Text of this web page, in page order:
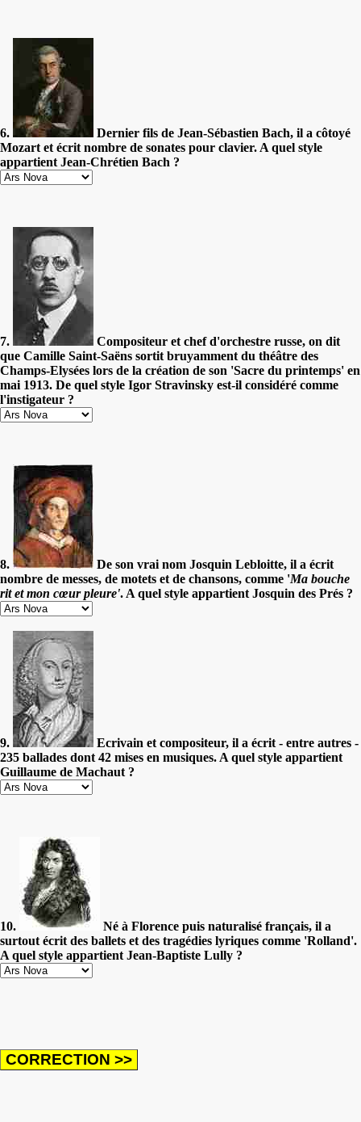
6.
Dernier fils de Jean-Sébastien Bach, il a côtoyé
Mozart et écrit nombre de sonates pour clavier. A quel style
appartient Jean-Chrétien Bach ?
7.
Compositeur et chef d'orchestre russe, on dit
que Camille Saint-Saëns sortit bruyamment du théâtre des
Champs-Elysées lors de la création de son 'Sacre du printemps' en
mai 1913. De quel style Igor Stravinsky est-il considéré comme
l'instigateur ?
8.
De son vrai nom Josquin Lebloitte, il a écrit
nombre de messes, de motets et de chansons, comme 'Ma bouche
rit et mon cœur pleure'. A quel style appartient Josquin des Prés ?
9.
Ecrivain et compositeur, il a écrit - entre autres -
235 ballades dont 42 mises en musiques. A quel style appartient
Guillaume de Machaut ?
10.
Né à Florence puis naturalisé français, il a
surtout écrit des ballets et des tragédies lyriques comme 'Rolland'.
A quel style appartient Jean-Baptiste Lully ?